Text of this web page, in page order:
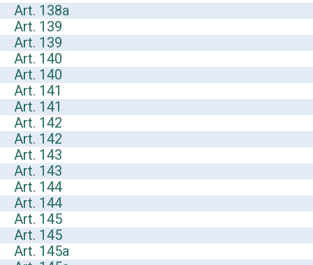
Art. 138a
Art. 139
Art. 139
Art. 140
Art. 140
Art. 141
Art. 141
Art. 142
Art. 142
Art. 143
Art. 143
Art. 144
Art. 144
Art. 145
Art. 145
Art. 145a